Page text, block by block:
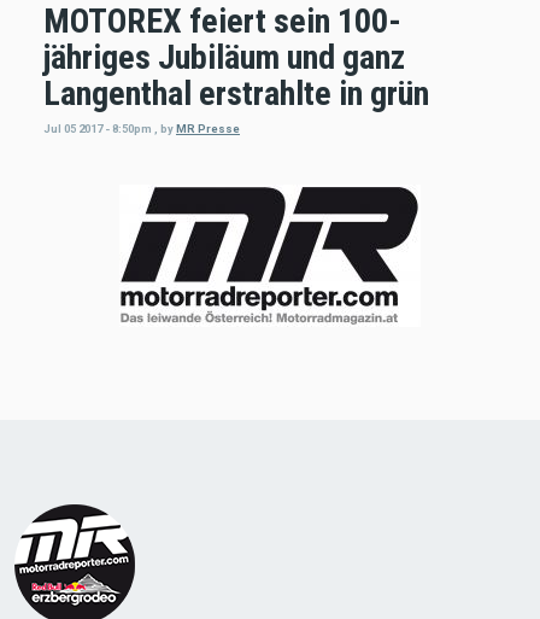
MOTOREX feiert sein 100-
jähriges Jubiläum und ganz
Langenthal erstrahlte in grün
Jul 05 2017 - 8:50pm , by MR Presse